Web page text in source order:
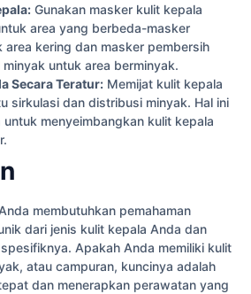
Gunakan masker kulit kepala
area yang berbeda-masker
area kering dan masker pembersih
untuk area berminyak.
Secara Teratur: Memijat kulit kepala
sirkulasi dan distribusi minyak. Hal ini
menyeimbangkan kulit kepala
membutuhkan pemahaman
dari jenis kulit kepala Anda dan
Apakah Anda memiliki kulit
atau campuran, kuncinya adalah
dan menerapkan perawatan yang